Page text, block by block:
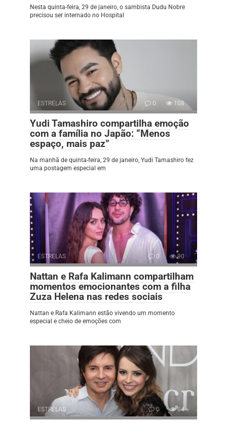
Nesta quinta-feira, 29 de janeiro, o sambista Dudu Nobre
precisou ser internado no Hospital
ESTRELAS 0 108
Yudi Tamashiro compartilha emoção
com a família no Japão: “Menos
espaço, mais paz”
Na manhã de quinta-feira, 29 de janeiro, Yudi Tamashiro fez
uma postagem especial em
ESTRELAS 0 90
Nattan e Rafa Kalimann compartilham
momentos emocionantes com a filha
Zuza Helena nas redes sociais
Nattan e Rafa Kalimann estão vivendo um momento
especial e cheio de emoções com
ESTRELAS 0 84